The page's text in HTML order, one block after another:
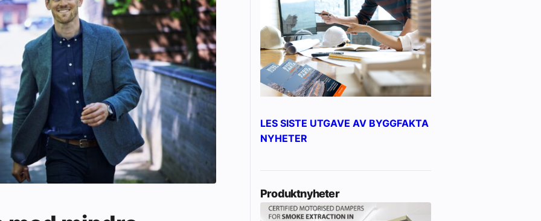
LES SISTE UTGAVE AV BYGGFAKTA
NYHETER
Produktnyheter